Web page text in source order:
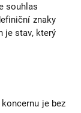
souhlas
znaky
je stav, který
je bez